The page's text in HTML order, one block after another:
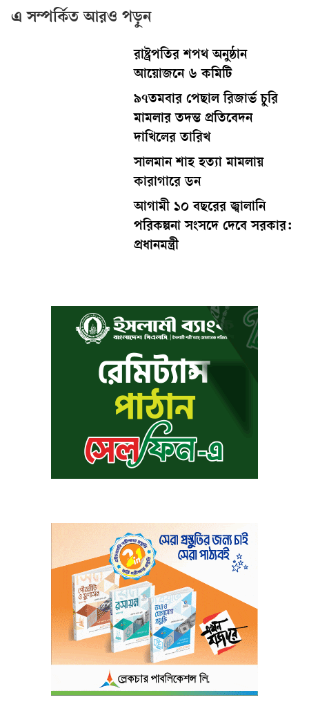
এ সম্পর্কিত আরও পড়ুন
রাষ্ট্রপতির শপথ অনুষ্ঠান
আয়োজনে ৬ কমিটি
৯৭তমবার পেছাল রিজার্ভ চুরি
মামলার তদন্ত প্রতিবেদন
দাখিলের তারিখ
সালমান শাহ হত্যা মামলায়
কারাগারে ডন
আগামী ১০ বছরের জ্বালানি
পরিকল্পনা সংসদে দেবে সরকার:
প্রধানমন্ত্রী